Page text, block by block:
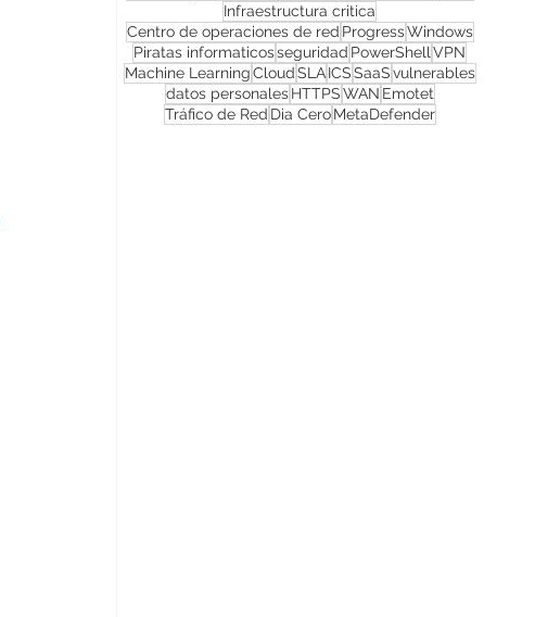
Infraestructura critica
Centro de operaciones de red ProgressWindows
Piratas informaticosseguridad PowerShell VPN
Machine LearningCloudSLA ICSSaaSvulnerables
datos personales HTTPSWAN Emotet
Tráfico de Red Dia Cero MetaDefender